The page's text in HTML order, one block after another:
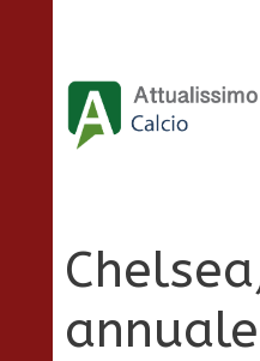
contenuto
annuale